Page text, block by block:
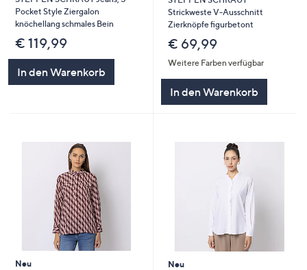
Pocket Style Ziergalon
knöchellang schmales Bein
€ 119,99
In den Warenkorb
Strickweste V-Ausschnitt
Zierknöpfe figurbetont
€ 69,99
Weitere Farben verfügbar
In den Warenkorb
Neu
Neu